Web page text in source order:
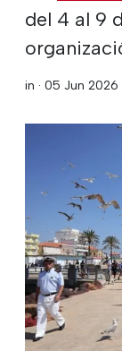
del 4 al 9
in · 05 Jun 2026